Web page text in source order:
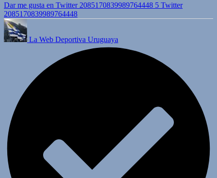
Dar me gusta en Twitter 2085170839989764448 5 Twitter
2085170839989764448
La Web Deportiva Uruguaya